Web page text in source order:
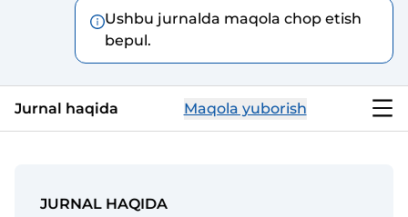
Ushbu jurnalda maqola chop etish
bepul.
Jurnal haqida Maqola yuborish
JURNAL HAQIDA